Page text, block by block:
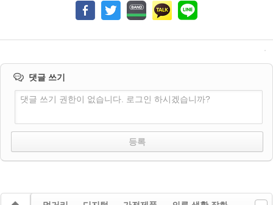
댓글 쓰기
댓글 쓰기 권한이 없습니다. 로그인 하시겠습니까?